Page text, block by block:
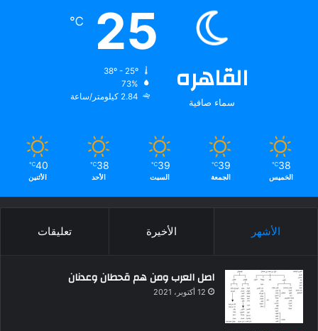
القاهره
سماء صافية
25
℃
73%
2.84 كيلومتر/ساعة
38
℃
الخميس
39
℃
الجمعة
39
℃
السبت
38
℃
الأحد
40
℃
الأثنين
الأشهر الأخيرة تعليقات
اصل العرب ومن هم قحطان وعدنان
12 أكتوبر، 2021